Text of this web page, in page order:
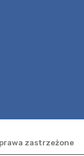
zastrzeżone